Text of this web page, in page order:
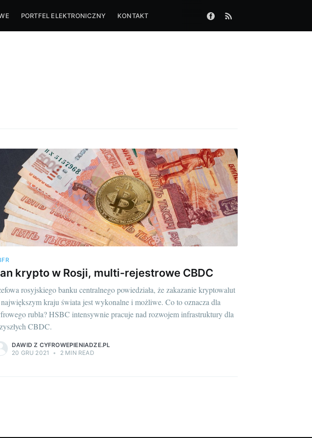
PORTFEL ELEKTRONICZNY KONTAKT
krypto w Rosji, multi-rejestrowe CBDC
rosyjskiego banku centralnego powiedziała, że zakazanie kryptowalut
kraju świata jest wykonalne i możliwe. Co to oznacza dla
rubla? HSBC intensywnie pracuje nad rozwojem infrastruktury dla
CBDC.
DAWID Z CYFROWEPIENIADZE.PL
20 GRU 2021
• 2 MIN READ